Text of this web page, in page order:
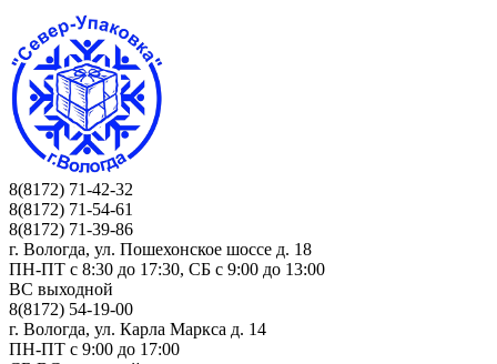
8(8172) 71-42-32
8(8172) 71-54-61
8(8172) 71-39-86
г. Вологда, ул. Пошехонское шоссе д. 18
ПН-ПТ c 8:30 до 17:30, СБ с 9:00 до 13:00
ВС выходной
8(8172) 54-19-00
г. Вологда, ул. Карла Маркса д. 14
ПН-ПТ c 9:00 до 17:00